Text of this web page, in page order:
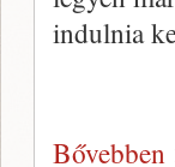
indulnia
Bővebben